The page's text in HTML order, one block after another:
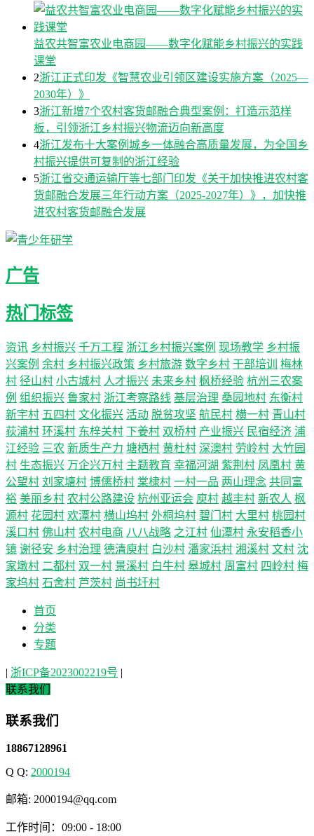
益农共智富农业电商园——数字化赋能乡村振兴的实践
课堂
2浙江正式印发《智慧农业引领区建设实施方案（2025—
2030年）》
3浙江新增7个农村客货邮融合典型案例：打造示范样
板，引领浙江乡村振兴物流迈向新高度
4浙江发布十大案例城乡一体融合高质量发展，为全国乡
村振兴提供可复制的浙江经验
5浙江省交通运输厅等七部门印发《关于加快推进农村客
货邮融合发展三年行动方案（2025-2027年）》，加快推
进农村客货邮融合发展
广告
热门标签
资讯 乡村振兴 千万工程 浙江乡村振兴案例 现场教学 乡村振
兴案例 余村 乡村振兴政策 乡村旅游 数字乡村 干部培训
梅林
村 径山村 小古城村 人才振兴 未来乡村 枫桥经验 杭州三农案
例 组织振兴 鲁家村 浙江考察路线 基层治理 桑园地村 东衡村
新宇村 五四村 文化振兴 活动 脱贫攻坚 航民村 横一村 青山村
荻浦村 环溪村 东梓关村 下姜村 双桥村 产业振兴 民宿经济 浦
江经验 三农 新质生产力 塘栖村 黄杜村 深澳村 劳岭村 大竹园
村 生态振兴 万企兴万村 主题教育 幸福河湖 紫荆村 凤凰村 黄
公望村 刘家塘村 博儒桥村 棠棣村 一村一品 两山理念 共同富
裕 美丽乡村 农村公路建设 杭州亚运会 庾村 越丰村 新农人 枫
源村 花园村 欢潭村 横山坞村 外桐坞村 碧门村 大里村 桃园村
溪口村 佛山村 农村电商 八八战略 之江村 仙潭村 永安稻香小
镇 谢径安 乡村治理 德清庾村 白沙村 潘家浜村 湘溪村 文村 沈
家墩村 二都村 双一村 景溪村 白牛村 皋城村 周富村 四岭村 梅
家坞村 石舍村 芦茨村 尚书圩村
首页
分类
专题
| 浙ICP备2023002219号 |
联系我们
联系我们
18867128961
Q Q: 2000194
邮箱: 2000194@qq.com
工作时间：09:00 - 18:00